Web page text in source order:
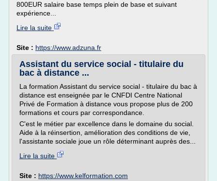
800EUR salaire base temps plein de base et suivant
expérience...
Lire la suite
Site : https://www.adzuna.fr
Assistant du service social - titulaire du
bac à distance ...
La formation Assistant du service social - titulaire du bac à
distance est enseignée par le CNFDI Centre National
Privé de Formation à distance vous propose plus de 200
formations et cours par correspondance.
C'est le métier par excellence dans le domaine du social.
Aide à la réinsertion, amélioration des conditions de vie,
l'assistante sociale joue un rôle déterminant auprès des...
Lire la suite
Site : https://www.kelformation.com